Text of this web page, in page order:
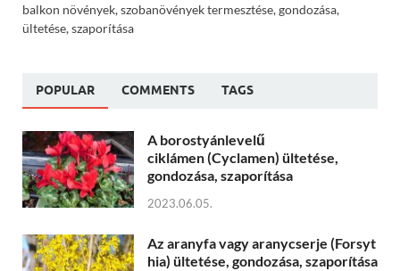
balkon növények, szobanövények termesztése, gondozása,
ültetése, szaporítása
POPULAR COMMENTS TAGS
A borostyánlevelű
ciklámen (Cyclamen) ültetése,
gondozása, szaporítása
2023.06.05.
Az aranyfa vagy aranycserje (Forsyt
hia) ültetése, gondozása, szaporítása